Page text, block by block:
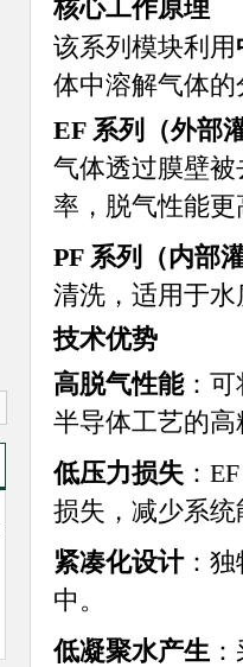
核心工作原理
该系列模块利用
体中溶解气体
EF 系列（外部
气体透过膜壁
率，脱气性能
PF 系列（内部
清洗，适用于
技术优势
高脱气性能：可
半导体工艺的
低压力损失：
损失，减少系统
紧凑化设计：独
中。
低凝聚水产生：